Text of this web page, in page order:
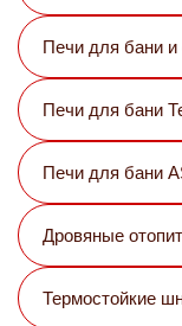
Печи для бани
Печи для бани
Печи для бани
Дровяные
Термостойкие